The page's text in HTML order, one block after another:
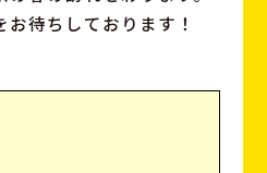
待ちしております！